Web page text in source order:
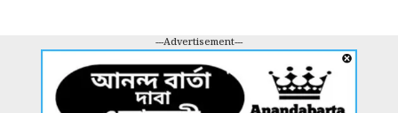
---Advertisement---